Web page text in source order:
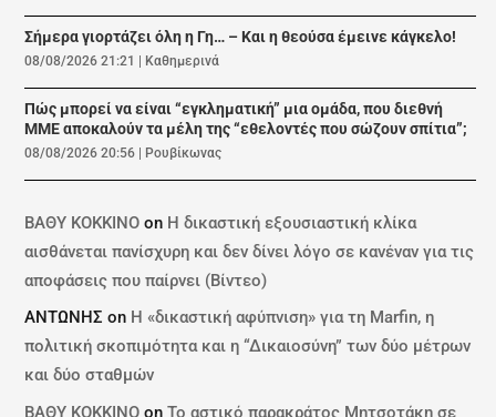
Σήμερα γιορτάζει όλη η Γη… – Και η θεούσα έμεινε κάγκελο!
08/08/2026 21:21 | Καθημερινά
Πώς μπορεί να είναι “εγκληματική” μια ομάδα, που διεθνή
ΜΜΕ αποκαλούν τα μέλη της “εθελοντές που σώζουν σπίτια”;
08/08/2026 20:56 | Ρουβίκωνας
ΒΑΘΥ ΚΟΚΚΙΝΟ on Η δικαστική εξουσιαστική κλίκα
αισθάνεται πανίσχυρη και δεν δίνει λόγο σε κανέναν για τις
αποφάσεις που παίρνει (Βίντεο)
ΑΝΤΩΝΗΣ on Η «δικαστική αφύπνιση» για τη Marfin, η
πολιτική σκοπιμότητα και η “Δικαιοσύνη” των δύο μέτρων
και δύο σταθμών
ΒΑΘΥ ΚΟΚΚΙΝΟ onΤο αστικό παρακράτος Μητσοτάκη σε